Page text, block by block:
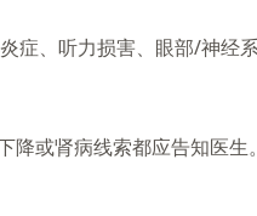
症、听力损害、眼部/神经
降或肾病线索都应告知医生